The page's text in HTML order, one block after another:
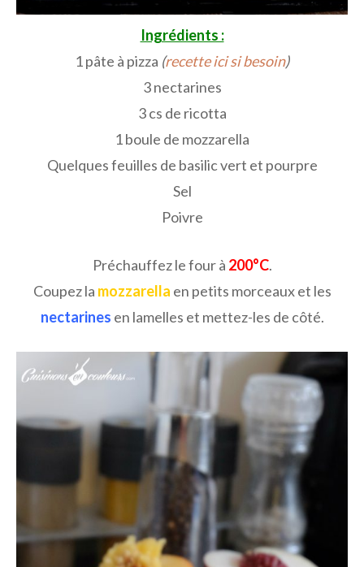
Ingrédients :
1 pâte à pizza (recette ici si besoin)
3 nectarines
3 cs de ricotta
1 boule de mozzarella
Quelques feuilles de basilic vert et pourpre
Sel
Poivre
Préchauffez le four à 200°C.
Coupez la mozzarella en petits morceaux et les
nectarines en lamelles et mettez-les de côté.